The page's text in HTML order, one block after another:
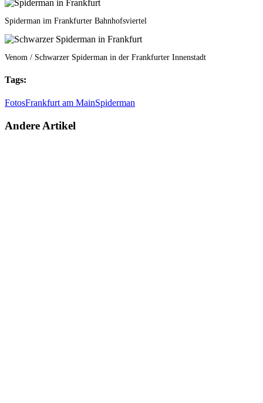
Spiderman im Frankfurter Bahnhofsviertel
Venom / Schwarzer Spiderman in der Frankfurter Innenstadt
Tags:
FotosFrankfurt am MainSpiderman
Andere Artikel